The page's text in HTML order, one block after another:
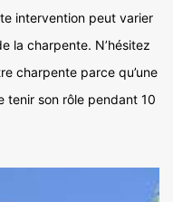
intervention peut varier
la charpente. N’hésitez
charpente parce qu’une
tenir son rôle pendant 10